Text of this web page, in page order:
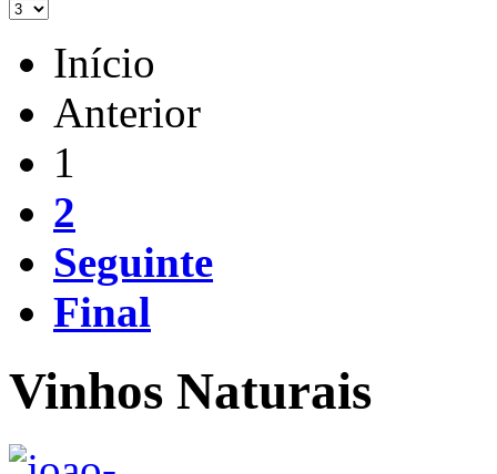
Início
Anterior
1
2
Seguinte
Final
Vinhos Naturais